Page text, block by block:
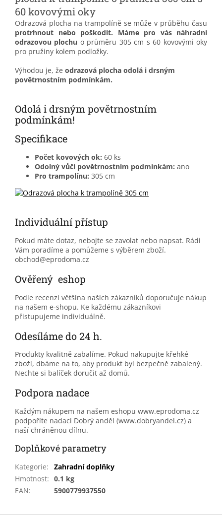
60 kovovými oky
Odrazová plocha na trampolíně se může v průběhu času
protrhnout nebo poškodit.
Máme pro vás náhradní
odrazovou plochu o průměru 305 cm s 60 kovovými oky
pro pružiny kolem podložky.
Výhodou je, že odrazová plocha odolá i drsným
povětrnostním podmínkám.
Odolá i drsným povětrnostním
podmínkám!
Specifikace
Počet kovových ok: 60 ks
Odolný vůči povětrnostním podmínkám: ano
Pro trampolínu: 305 cm
Individuální přístup
Pokud máte dotaz, nebojte se zavolat nebo napsat. Rádi
Vám poradíme a pomůžeme s výběrem zboží.
obchod@eprodoma.cz
Ověřený eshop
Podle recenzí většina našich zákazníků doporučuje nákup
na našem e-shopu. Ke každému zákazníkovi
přistupujeme individuálně.
Odesíláme do 24 h.
Produkty kvalitně zabalíme. Pokud nakupujte křehké
zboží, dbáme na to, aby produkt byl bezpečně zabalený.
Nechte si balíček doručit až domů.
Podpora nadace
Každým nákupem na našem eshopu www.eprodoma.cz
podpoříte nadaci Dobrý anděl (www.dobryandel.cz) a
naší chráněnou dílnu.
Doplňkové parametry
Kategorie:
Zahradní doplňky
Hmotnost: 0.1 kg
EAN: 5900779937550
Z